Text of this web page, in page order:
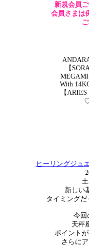
新規会員
会員さまは
【
With
【
ヒーリングジュ
新しい
タイミング
今回
天秤
ポイント
さらに